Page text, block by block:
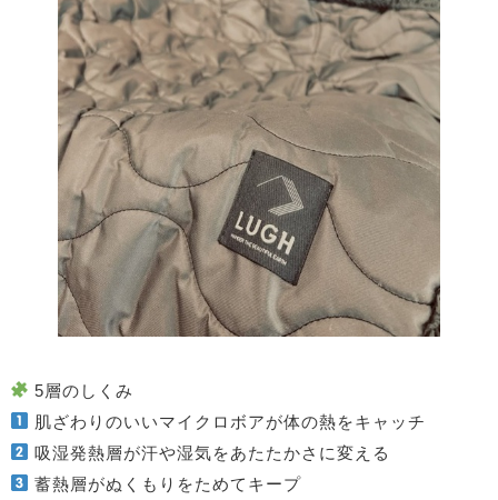
5層のしくみ
肌ざわりのいいマイクロボアが体の熱をキャッチ
吸湿発熱層が汗や湿気をあたたかさに変える
蓄熱層がぬくもりをためてキープ